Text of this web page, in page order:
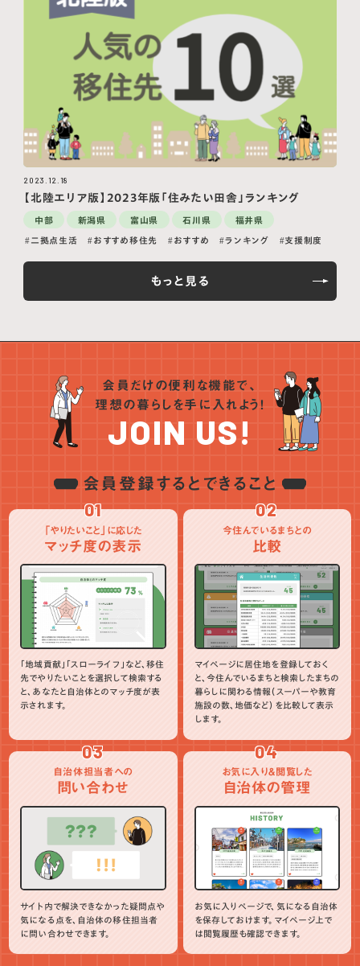
2023.12.18
【北陸エリア版】2023年版「住みたい田舎」ランキング
中部 新潟県 富山県 石川県 福井県
二拠点生活 おすすめ移住先 おすすめ ランキング 支援制度
もっと見る
会員だけの便利な機能で、
理想の暮らしを手に入れよう！
JOIN US!
会員登録するとできること
01
「やりたいこと」に応じた
マッチ度の表示
「地域貢献」「スローライフ」など、移住
先でやりたいことを選択して検索する
と、あなたと自治体とのマッチ度が表
示されます。
02
今住んでいるまちとの
比較
マイページに居住地を登録しておく
と、今住んでいるまちと検索したまちの
暮らしに関わる情報（スーパーや教育
施設の数、地価など）を比較して表示
します。
03
自治体担当者への
問い合わせ
サイト内で解決できなかった疑問点や
気になる点を、自治体の移住担当者
に問い合わせできます。
04
お気に入り＆閲覧した
自治体の管理
お気に入りページで、気になる自治体
を保存しておけます。マイページ上で
は閲覧履歴も確認できます。